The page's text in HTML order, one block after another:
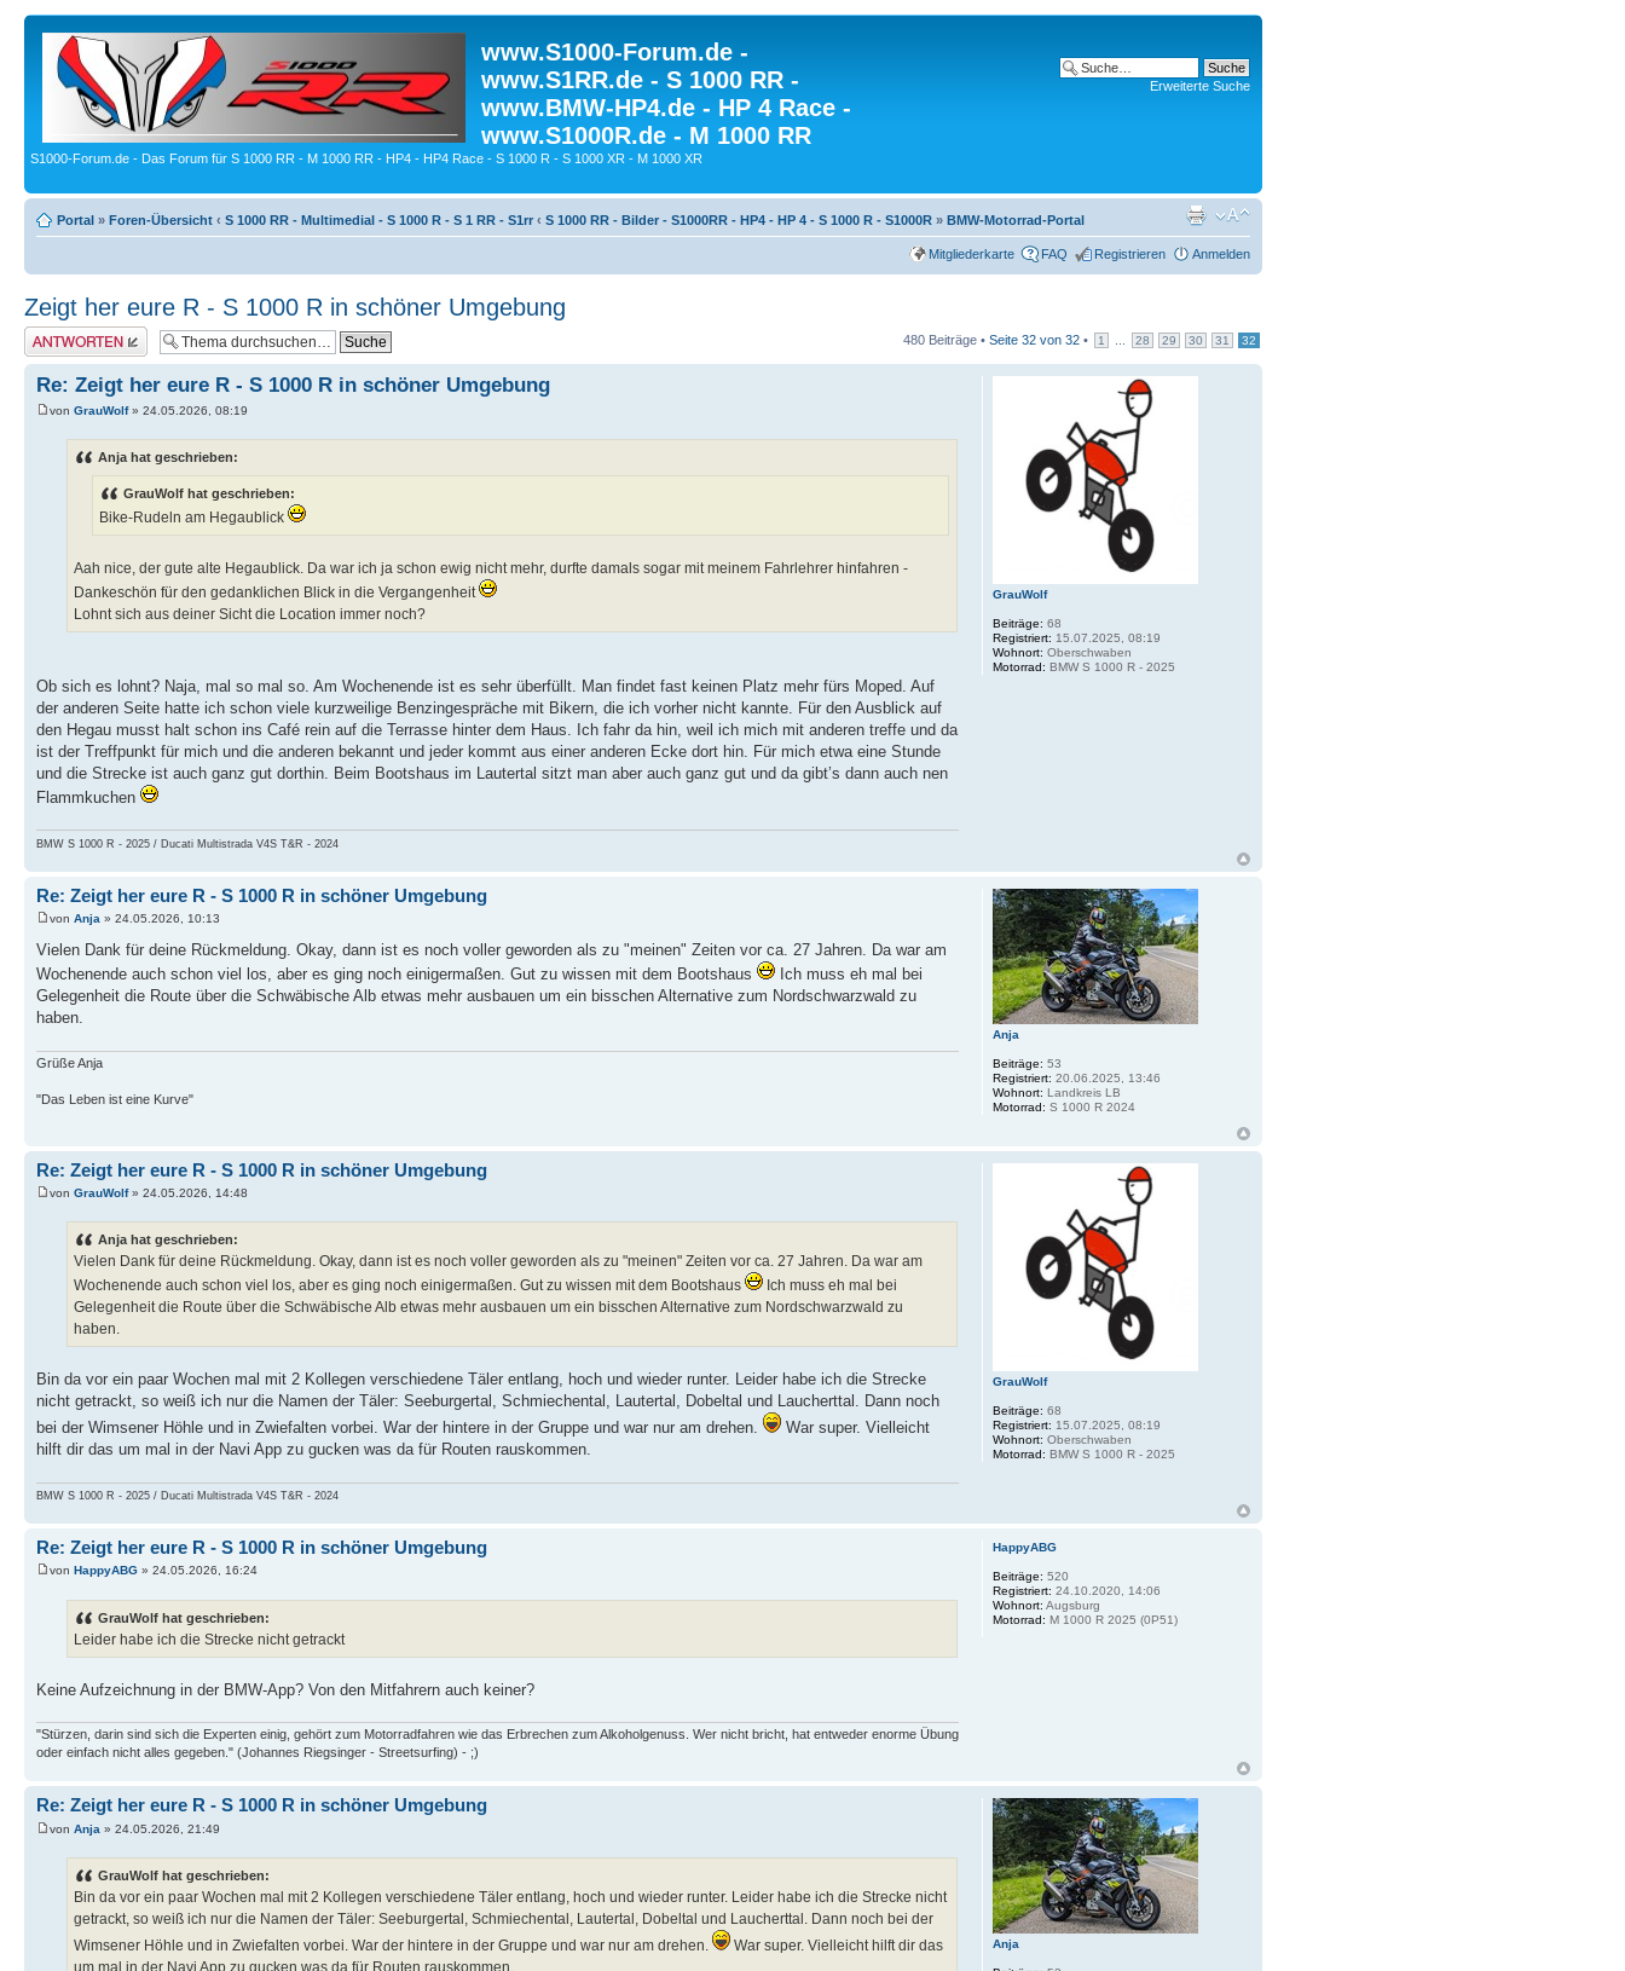
www.S1000-Forum.de -
www.S1RR.de - S 1000 RR -
www.BMW-HP4.de - HP 4 Race -
www.S1000R.de - M 1000 RR
S1000-Forum.de - Das Forum für S 1000 RR - M 1000 RR - HP4 - HP4 Race - S 1000 R - S 1000 XR - M 1000 XR
Erweiterte Suche
Portal » Foren-Übersicht ‹ S 1000 RR - Multimedial - S 1000 R - S 1 RR - S1rr ‹ S 1000 RR - Bilder - S1000RR - HP4 - HP 4 - S 1000 R - S1000R » BMW-Motorrad-Portal
Mitgliederkarte FAQ Registrieren Anmelden
Zeigt her eure R - S 1000 R in schöner Umgebung
Antwort erstellen 480 Beiträge • Seite 32 von 32 • 1 28 29 30 31 32
Re: Zeigt her eure R - S 1000 R in schöner Umgebung
von GrauWolf» 24.05.2026, 08:19
Anja hat geschrieben:
GrauWolf hat geschrieben:
Bike-Rudeln am Hegaublick
Aah nice, der gute alte Hegaublick. Da war ich ja schon ewig nicht mehr, durfte damals sogar mit meinem Fahrlehrer hinfahren -
Dankeschön für den gedanklichen Blick in die Vergangenheit
Lohnt sich aus deiner Sicht die Location immer noch?
Ob sich es lohnt? Naja, mal so mal so. Am Wochenende ist es sehr überfüllt. Man findet fast keinen Platz mehr fürs Moped. Auf
der anderen Seite hatte ich schon viele kurzweilige Benzingespräche mit Bikern, die ich vorher nicht kannte. Für den Ausblick auf
den Hegau musst halt schon ins Café rein auf die Terrasse hinter dem Haus. Ich fahr da hin, weil ich mich mit anderen treffe und da
ist der Treffpunkt für mich und die anderen bekannt und jeder kommt aus einer anderen Ecke dort hin. Für mich etwa eine Stunde
und die Strecke ist auch ganz gut dorthin. Beim Bootshaus im Lautertal sitzt man aber auch ganz gut und da gibt’s dann auch nen
Flammkuchen
BMW S 1000 R - 2025 / Ducati Multistrada V4S T&R - 2024
GrauWolf
Beiträge: 68
Registriert: 15.07.2025, 08:19
Wohnort: Oberschwaben
Motorrad: BMW S 1000 R - 2025
Re: Zeigt her eure R - S 1000 R in schöner Umgebung
von Anja » 24.05.2026, 10:13
Vielen Dank für deine Rückmeldung. Okay, dann ist es noch voller geworden als zu "meinen" Zeiten vor ca. 27 Jahren. Da war am
Wochenende auch schon viel los, aber es ging noch einigermaßen. Gut zu wissen mit dem Bootshaus
Ich muss eh mal bei
Gelegenheit die Route über die Schwäbische Alb etwas mehr ausbauen um ein bisschen Alternative zum Nordschwarzwald zu
haben.
Grüße Anja
"Das Leben ist eine Kurve"
Anja
Beiträge: 53
Registriert: 20.06.2025, 13:46
Wohnort: Landkreis LB
Motorrad: S 1000 R 2024
Re: Zeigt her eure R - S 1000 R in schöner Umgebung
von GrauWolf» 24.05.2026, 14:48
Anja hat geschrieben:
Vielen Dank für deine Rückmeldung. Okay, dann ist es noch voller geworden als zu "meinen" Zeiten vor ca. 27 Jahren. Da war am
Wochenende auch schon viel los, aber es ging noch einigermaßen. Gut zu wissen mit dem Bootshaus
Ich muss eh mal bei
Gelegenheit die Route über die Schwäbische Alb etwas mehr ausbauen um ein bisschen Alternative zum Nordschwarzwald zu
haben.
Bin da vor ein paar Wochen mal mit 2 Kollegen verschiedene Täler entlang, hoch und wieder runter. Leider habe ich die Strecke
nicht getrackt, so weiß ich nur die Namen der Täler: Seeburgertal, Schmiechental, Lautertal, Dobeltal und Laucherttal. Dann noch
bei der Wimsener Höhle und in Zwiefalten vorbei. War der hintere in der Gruppe und war nur am drehen.
War super. Vielleicht
hilft dir das um mal in der Navi App zu gucken was da für Routen rauskommen.
BMW S 1000 R - 2025 / Ducati Multistrada V4S T&R - 2024
GrauWolf
Beiträge: 68
Registriert: 15.07.2025, 08:19
Wohnort: Oberschwaben
Motorrad: BMW S 1000 R - 2025
Re: Zeigt her eure R - S 1000 R in schöner Umgebung
von HappyABG » 24.05.2026, 16:24
GrauWolf hat geschrieben:
Leider habe ich die Strecke nicht getrackt
Keine Aufzeichnung in der BMW-App? Von den Mitfahrern auch keiner?
"Stürzen, darin sind sich die Experten einig, gehört zum Motorradfahren wie das Erbrechen zum Alkoholgenuss. Wer nicht bricht, hat entweder enorme Übung
oder einfach nicht alles gegeben." (Johannes Riegsinger - Streetsurfing) - ;)
HappyABG
Beiträge: 520
Registriert: 24.10.2020, 14:06
Wohnort: Augsburg
Motorrad: M 1000 R 2025 (0P51)
Re: Zeigt her eure R - S 1000 R in schöner Umgebung
von Anja » 24.05.2026, 21:49
GrauWolf hat geschrieben:
Bin da vor ein paar Wochen mal mit 2 Kollegen verschiedene Täler entlang, hoch und wieder runter. Leider habe ich die Strecke nicht
getrackt, so weiß ich nur die Namen der Täler: Seeburgertal, Schmiechental, Lautertal, Dobeltal und Laucherttal. Dann noch bei der
Wimsener Höhle und in Zwiefalten vorbei. War der hintere in der Gruppe und war nur am drehen.
War super. Vielleicht hilft dir das
um mal in der Navi App zu gucken was da für Routen rauskommen.
Anja